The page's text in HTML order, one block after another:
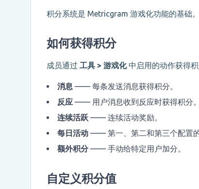
积分系统是 Metricgram 游戏化功能的基础
如何获得积分
成员通过 工具 > 游戏化中启用的动作获得积
消息 —— 每条发送消息获得积分。
反应 —— 用户消息收到反应时获得积分。
连续活跃 —— 连续活动奖励。
每日活动 —— 第一、第二和第三个配置的
额外积分—— 手动给特定用户加分。
自定义积分值